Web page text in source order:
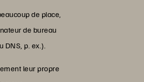
de place,
de bureau
DNS, p. ex.).
leur propre